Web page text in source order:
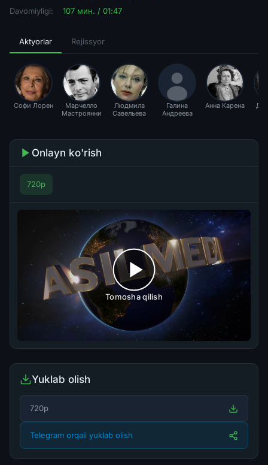
Davomiyligi:
107 мин. / 01:47
Aktyorlar Rejissyor
Софи Лорен
Марчелло
Мастроянни
Людмила
Савельева
Галина
Андреева
Анна Карена
Onlayn ko'rish
720p
Tomosha qilish
Yuklab olish
720p
Telegram orqali yuklab olish